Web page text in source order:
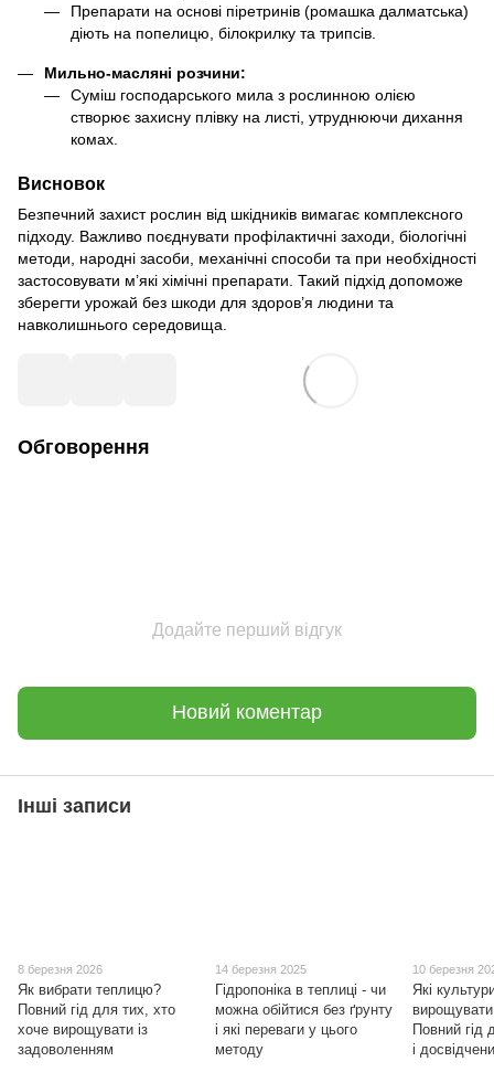
Препарати на основі піретринів (ромашка далматська)
діють на попелицю, білокрилку та трипсів.
Мильно-масляні розчини:
Суміш господарського мила з рослинною олією
створює захисну плівку на листі, утруднюючи дихання
комах.
Висновок
Безпечний захист рослин від шкідників вимагає комплексного
підходу. Важливо поєднувати профілактичні заходи, біологічні
методи, народні засоби, механічні способи та при необхідності
застосовувати м’які хімічні препарати. Такий підхід допоможе
зберегти урожай без шкоди для здоров’я людини та
навколишнього середовища.
Обговорення
Додайте перший відгук
Новий коментар
Інші записи
8 березня 2026
Як вибрати теплицю?
Повний гід для тих, хто
хоче вирощувати із
задоволенням
14 березня 2025
Гідропоніка в теплиці - чи
можна обійтися без ґрунту
і які переваги у цього
методу
10 березня
Які
Повний гід
і